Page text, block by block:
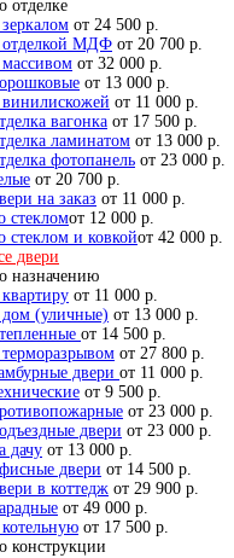
отделке
от 24 500 р.
МДФ от 20 700 р.
от 32 000 р.
от 13 000 р.
от 11 000 р.
вагонка от 17 500 р.
ламинатом от 13 000 р.
фотопанель от 23 000 р.
от 20 700 р.
на заказ от 11 000 р.
стекломот 12 000 р.
стеклом и ковкойот 42 000 р.
двери
назначению
от 11 000 р.
(уличные) от 13 000 р.
от 14 500 р.
от 27 800 р.
двери от 11 000 р.
от 9 500 р.
от 23 000 р.
двери от 23 000 р.
дачу от 13 000 р.
двери от 14 500 р.
в коттедж от 29 900 р.
от 49 000 р.
от 17 500 р.
конструкции